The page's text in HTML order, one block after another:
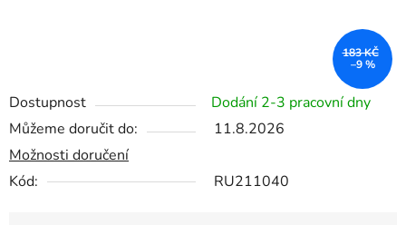
Dostupnost
Dodání 2-3 pracovní dny
Můžeme doručit do:
11.8.2026
Možnosti doručení
Kód:
RU211040
183 KČ
–9 %